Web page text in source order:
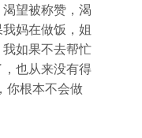
望被称赞，渴
妈在做饭，姐
如果不去帮忙
也从来没有得
你根本不会做